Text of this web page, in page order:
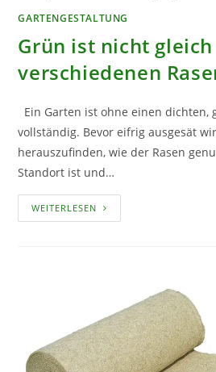
GARTENGESTALTUNG
Grün ist nicht gleich
verschiedenen
Ein Garten ist ohne einen dichten,
vollständig. Bevor eifrig ausgesät
herauszufinden, wie der Rasen
Standort ist und…
WEITERLESEN GRÜN
IST
VERSCHIEDENEN
RASENSORTEN